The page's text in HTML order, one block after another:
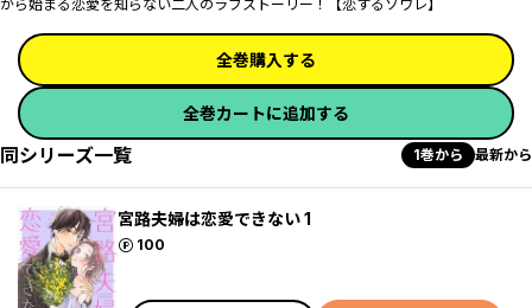
から始まる恋愛を知らない二人のラブストーリー！【恋するソワレ】
全巻購入する
全巻カートに追加する
同シリーズ一覧 1巻から 最新から
宮路夫婦は恋愛できない 1
100
ポイント